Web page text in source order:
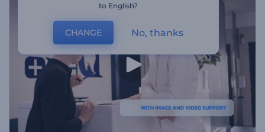
to English?
CHANGE No, thanks